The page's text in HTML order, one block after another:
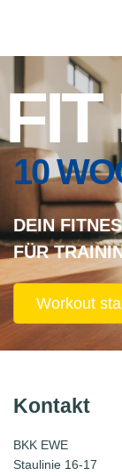
FIT
10
DEIN
FÜR
Workout
Kontakt
BKK EWE
Staulinie 16-17